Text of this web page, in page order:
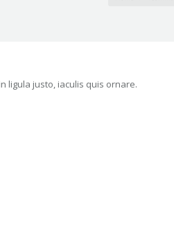
ligula justo, iaculis quis ornare.